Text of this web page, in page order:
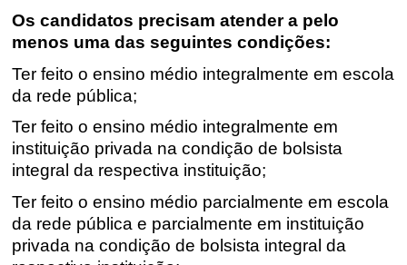
Os candidatos precisam atender a pelo
menos uma das seguintes condições:
Ter feito o ensino médio integralmente em escola
da rede pública;
Ter feito o ensino médio integralmente em
instituição privada na condição de bolsista
integral da respectiva instituição;
Ter feito o ensino médio parcialmente em escola
da rede pública e parcialmente em instituição
privada na condição de bolsista integral da